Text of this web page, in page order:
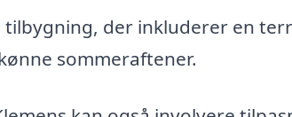
tilbygning, der inkluderer en
sommeraftener.